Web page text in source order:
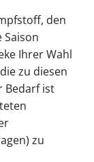
den
Ihrer Wahl
zu diesen
Bedarf ist
zu